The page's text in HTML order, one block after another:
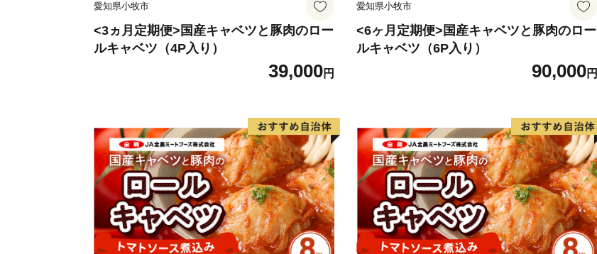
愛知県小牧市
<3ヵ月定期便>国産キャベツと豚肉のロー
ルキャベツ（4P入り）
39,000円
愛知県小牧市
<6ヶ月定期便>国産キャベツと豚肉のロー
ルキャベツ（6P入り）
90,000円